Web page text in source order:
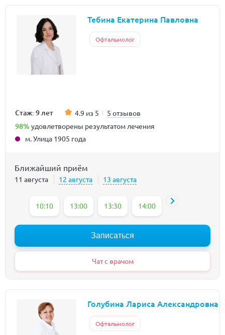
Тебина Екатерина Павловна
Офтальмолог
Стаж: 9 лет 4.9 из 5 5 отзывов
98% удовлетворены результатом лечения
м. Улица 1905 года
Ближайший приём
11 августа 12 августа 13 августа
10:10 13:00 13:30 14:00
Записаться
Чат с врачом
Голубина Лариса Александровна
Офтальмолог